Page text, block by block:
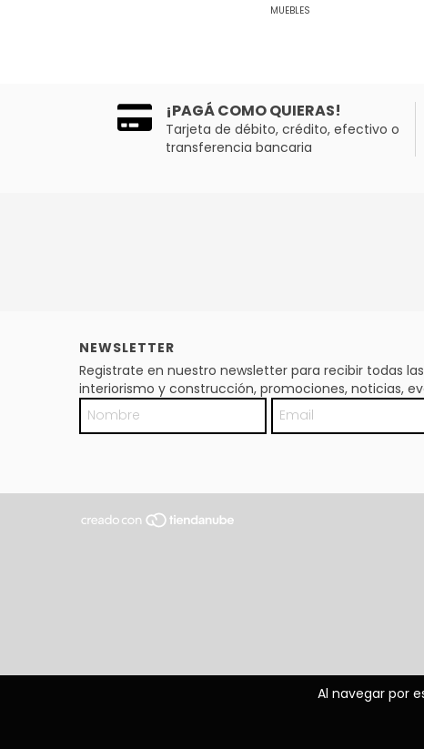
Al navegar por
MUEBLES
¡PAGÁ COMO QUIERAS!
Tarjeta de débito, crédito, efectivo o
transferencia bancaria
NEWSLETTER
Registrate en nuestro newsletter para recibir todas
interiorismo y construcción, promociones, noticias,